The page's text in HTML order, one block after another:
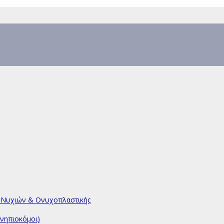
& Ονυχοπλαστικής